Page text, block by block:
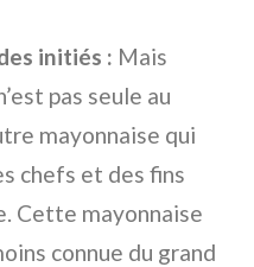
initiés : Mais
pas seule au
mayonnaise qui
chefs et des fins
Cette mayonnaise
connue du grand